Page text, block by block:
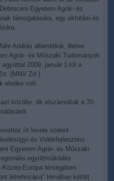
Egyetem Agrár- és
támogatására, egy oktatási és
András államtitkár, illetve
Agrár- és Műszaki Tudományok
2009. január 1-től a
(MNV Zrt.)
elnöke volt.
közölte: ők elszámoltak a 70
írt levele szerint
és Vidékfejlesztési
Egyetem Agrár- és Műszaki
együttműködés
Európa térségében
létrehozása" témában kötött